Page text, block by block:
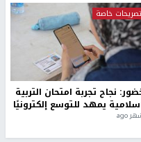
تصريحات خاصة
نجاح تجربة امتحان التربية
يمهد للتوسع إلكترونيًا